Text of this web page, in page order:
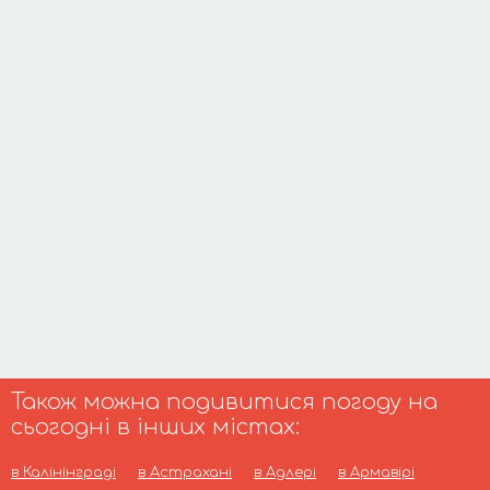
Також можна подивитися погоду на
сьогодні в інших містах:
в Калінінграді в Астрахані в Адлері в Армавірі